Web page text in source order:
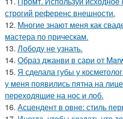
строгий референс внешности.
12. Многие знают меня как
мастера по прическам.
13. Лободу не узнать.
14. Образ джанви в сари от
15. Я сделала губы у
у меня появились пятна на
переходящие на нос и лоб.
16. Асцендент в овне: стиль